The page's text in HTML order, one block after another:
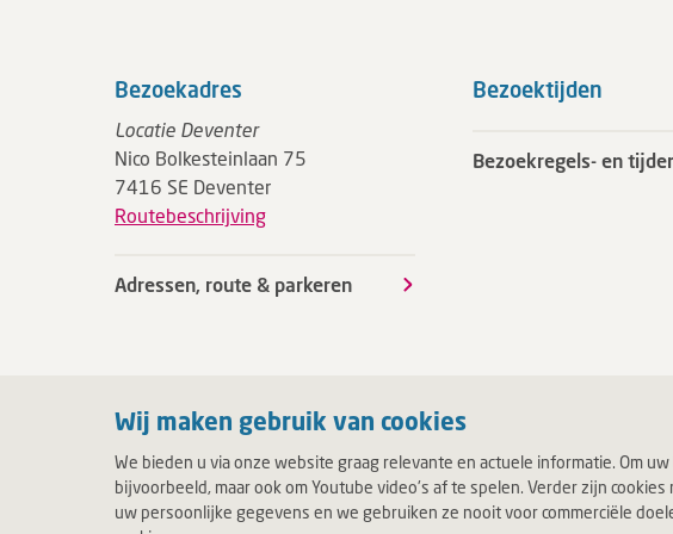
Wij maken gebruik van cookies
We bieden u via onze website graag relevante en actuele informatie. Om
bijvoorbeeld, maar ook om Youtube video's af te spelen. Verder zijn
uw persoonlijke gegevens en we gebruiken ze nooit voor commerciële
Bezoekadres
Locatie Deventer
Nico Bolkesteinlaan 75
7416 SE Deventer
Routebeschrijving
Adressen, route & parkeren
Bezoektijden
Bezoekregels- en